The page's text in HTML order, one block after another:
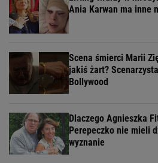
Ania Karwan ma inne
Scena śmierci Marii
jakiś żart?
Bollywood
Dlaczego Agnieszka
Perepeczko nie mieli
wyznanie